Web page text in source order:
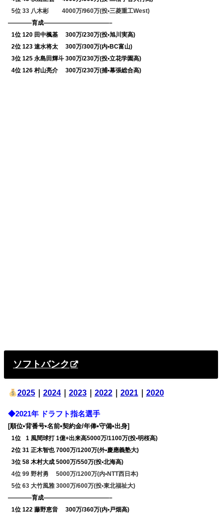
05位 33 八木彬 4000万/960万(投•三菱重工West)
————育成———————————–
01位 120 田中楓基 300万/230万(投•旭川実高)
02位 123 速水将太 300万/300万(内•BC富山)
03位 125 永島田輝斗 300万/230万(投•立花学園高)
04位 126 村山亮介 300万/230万(捕•幕張総合高)
ソフトバンク
2025｜ 2024｜ 2023｜ 2022｜ 2021｜ 2020
◆2021年 ドラフト指名選手
[順位•背番号•名前•契約金/年俸•守備•出身]
01位 01 風間球打 1億+出来高5000万/1100万(投•明桜高)
02位 31 正木智也 7000万/1200万(外•慶應義塾大)
03位 58 木村大成 5000万/550万(投•北海高)
04位 99 野村勇 5000万/1200万(内•NTT西日本)
05位 63 大竹風雅 3000万/600万(投•東北福祉大)
————育成———————————–
01位 122 藤野恵音 300万/360万(内•戸畑高)